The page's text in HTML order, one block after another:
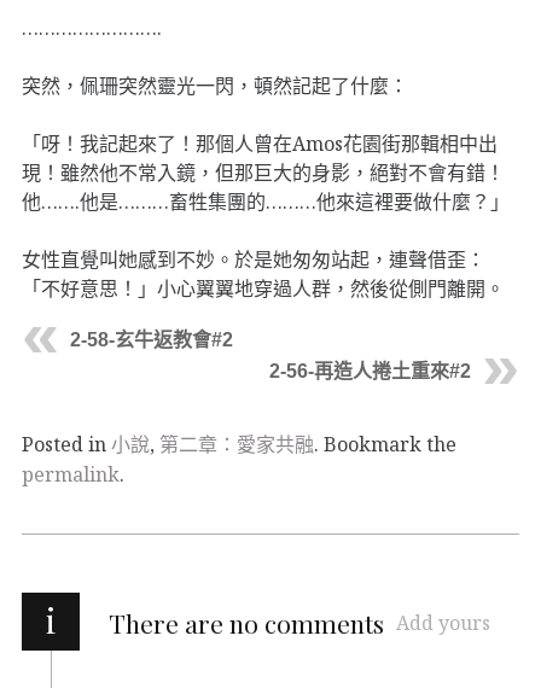
…………………….
突然，佩珊突然靈光一閃，頓然記起了什麼：
「呀！我記起來了！那個人曾在Amos花園街那輯相中出
現！雖然他不常入鏡，但那巨大的身影，絕對不會有錯！
他…….他是………畜牲集團的………他來這裡要做什麼？」
女性直覺叫她感到不妙。於是她匆匆站起，連聲借歪：
「不好意思！」小心翼翼地穿過人群，然後從側門離開。
2-58-玄牛返教會#2
2-56-再造人捲土重來#2
Posted in小說, 第二章：愛家共融. Bookmark the
permalink.
i There are no comments Add yours